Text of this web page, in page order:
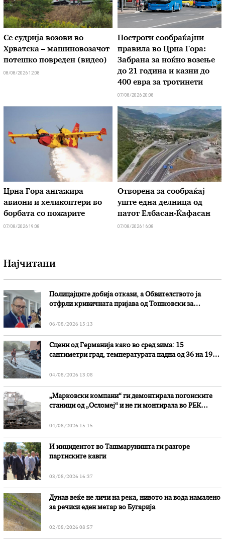
Се судрија возови во
Хрватска – машиновозачот
потешко повреден (видео)
08/08/2026 12:08
Построги сообраќајни
правила во Црна Гора:
Забрана за ноќно возење
до 21 година и казни до
400 евра за тротинети
07/08/2026 20:08
Црна Гора ангажира
авиони и хеликоптери во
борбата со пожарите
07/08/2026 19:08
Отворена за сообраќај
уште една делница од
патот Елбасан-Ќафасан
07/08/2026 16:08
Најчитани
Полицајците добија откази, а Обвителството ја
отфрли кривичната пријава од Тошковски за
06/08/2026 15:13
Сцени од Германија како во сред зима: 15
сантиметри град, температурата падна од 36 на 19
04/08/2026 13:08
„Марковски компани“ ги демонтирала погонските
станици од „Осломеј“ и не ги монтирала во РЕК
04/08/2026 15:15
И инцидентот во Ташмаруништa ги разгоре
партиските кавги
03/08/2026 16:37
Дунав веќе не личи на река, нивото на вода намалено
за речиси еден метар во Бугарија
02/08/2026 08:57